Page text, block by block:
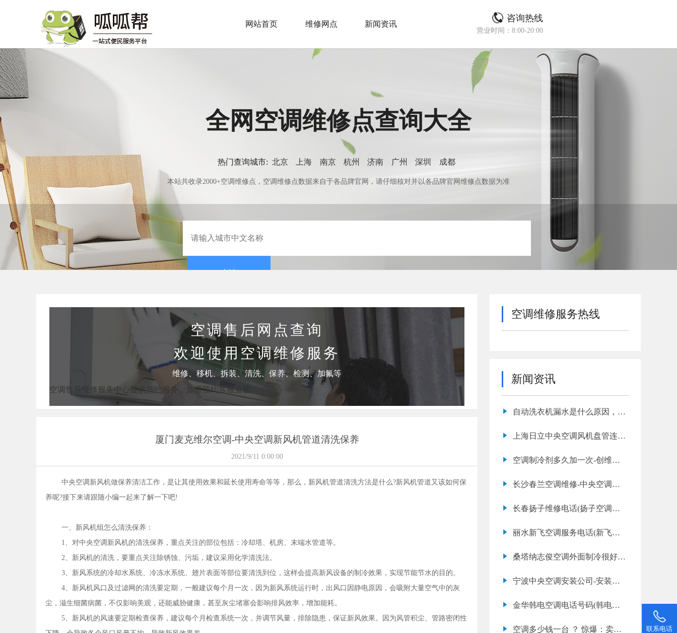
网站首页 维修网点 新闻资讯
咨询热线
营业时间：8:00-20:00
全网空调维修点查询大全
热门查询城市: 北京 上海 南京 杭州 济南 广州 深圳 成都
本站共收录2000+空调维修点，空调维修点数据来自于各品牌官网，请仔细核对并以各品牌官网维修点数据为准
空调售后网点查询
欢迎使用空调维修服务
维修、移机、拆装、清洗、保养、检测、加氟等
空调售后维修服务中心提供预约服务，如需预约客服直拨：
厦门麦克维尔空调-中央空调新风机管道清洗保养
2021/9/11 0:00:00
中央空调新风机做保养清洁工作，是让其使用效果和延长使用寿命等等，那么，新风机管道清洗方法是什么?新风机管道又该如何保
养呢?接下来请跟随小编一起来了解一下吧!
一、新风机组怎么清洗保养：
1、对中央空调新风机的清洗保养，重点关注的部位包括：冷却塔、机房、末端水管道等。
2、新风机的清洗，要重点关注除锈蚀、污垢，建议采用化学清洗法。
3、新风系统的冷却水系统、冷冻水系统、翅片表面等部位要清洗到位，这样会提高新风设备的制冷效果，实现节能节水的目的。
4、新风机风口及过滤网的清洗要定期，一般建议每个月一次，因为新风系统运行时，出风口因静电原因，会吸附大量空气中的灰
尘，滋生细菌病菌，不仅影响美观，还能威胁健康，甚至灰尘堵塞会影响排风效率，增加能耗。
5、新风机的风速要定期检查保养，建议每个月检查系统一次，并调节风量，排除隐患，保证新风效果。因为风管积尘、管路密闭性
空调维修服务热线
新闻资讯
自动洗衣机漏水是什么原因，长
上海日立中央空调风机盘管连接
空调制冷剂多久加一次-创维空
长沙春兰空调维修-中央空调水
长春扬子维修电话(扬子空调有
丽水新飞空调服务电话(新飞空
桑塔纳志俊空调外面制冷很好，
宁波中央空调安装公司-安装中
金华韩电空调电话号码(韩电空
空调多少钱一台 ？ 惊爆：卖空
联系电话